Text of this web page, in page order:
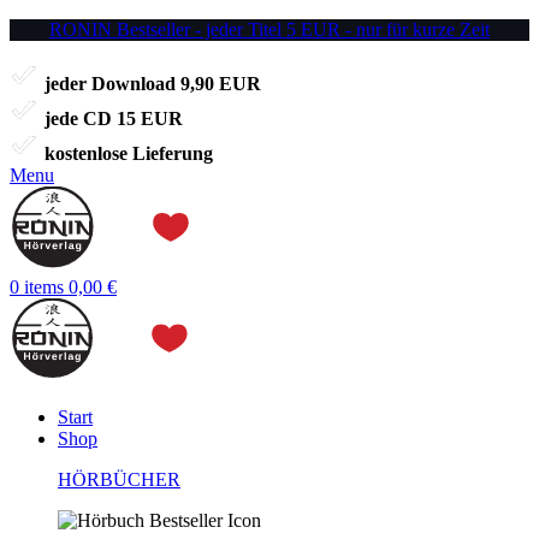
RONIN Bestseller - jeder Titel 5 EUR - nur für kurze Zeit
jeder Download 9,90 EUR
jede CD 15 EUR
kostenlose Lieferung
Menu
0 items 0,00 €
Start
Shop
HÖRBÜCHER